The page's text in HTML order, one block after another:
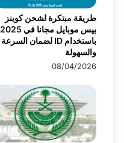
طريقة مبتكرة لشحن كوينز
بيس موبايل مجانا في 2025
باستخدام ID لضمان السرعة
والسهولة
08/04/2026